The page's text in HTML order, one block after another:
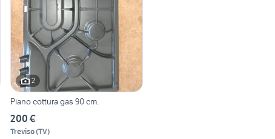
2
Piano cottura gas 90 cm.
200 €
Treviso(TV)